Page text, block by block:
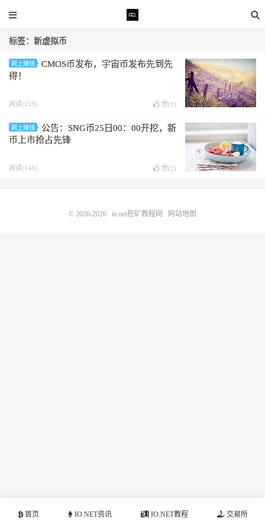
标签：新虚拟币
网上赚钱
CMOS币发布，宇宙币发布先到先
得！
阅读(159) 赞(1 )
网上赚钱
公告：SNG币25日00：00开挖，新
币上市抢占先锋
阅读(146) 赞(2)
首页 IO.NET资讯 IO.NET教程 交易所
© 2026-2026 io.net挖矿教程网 网站地图